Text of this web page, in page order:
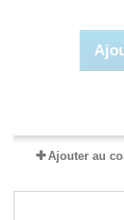
Ajouter au